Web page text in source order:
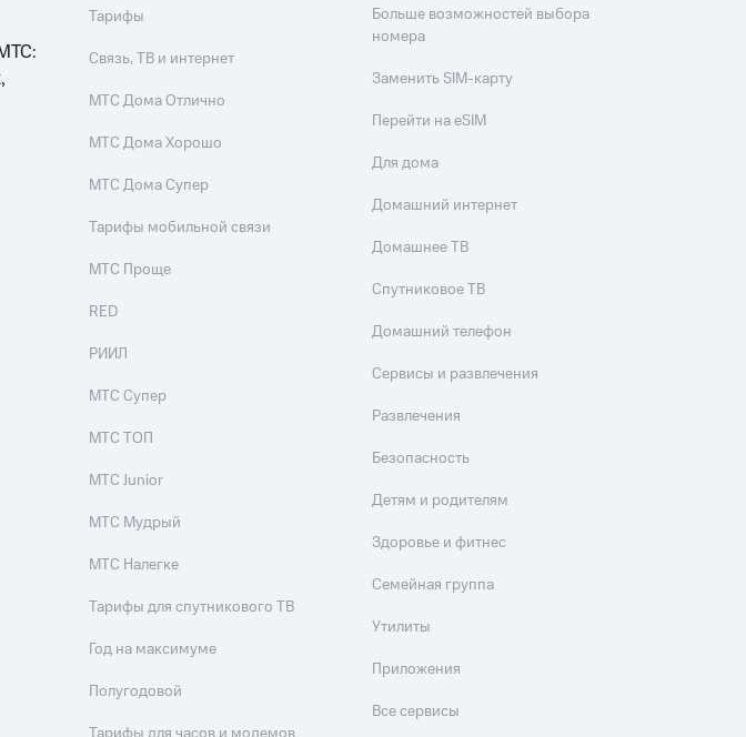
Тарифы
Связь, ТВ и интернет
МТС Дома Отлично
МТС Дома Хорошо
МТС Дома Супер
Тарифы мобильной связи
МТС Проще
RED
РИИЛ
МТС Супер
МТС ТОП
МТС Junior
МТС Мудрый
МТС Налегке
Тарифы для спутникового ТВ
Год на максимуме
Полугодовой
Больше возможностей выбора
номера
Заменить SIM-карту
Перейти на eSIM
Для дома
Домашний интернет
Домашнее ТВ
Спутниковое ТВ
Домашний телефон
Сервисы и развлечения
Развлечения
Безопасность
Детям и родителям
Здоровье и фитнес
Семейная группа
Утилиты
Приложения
Все сервисы